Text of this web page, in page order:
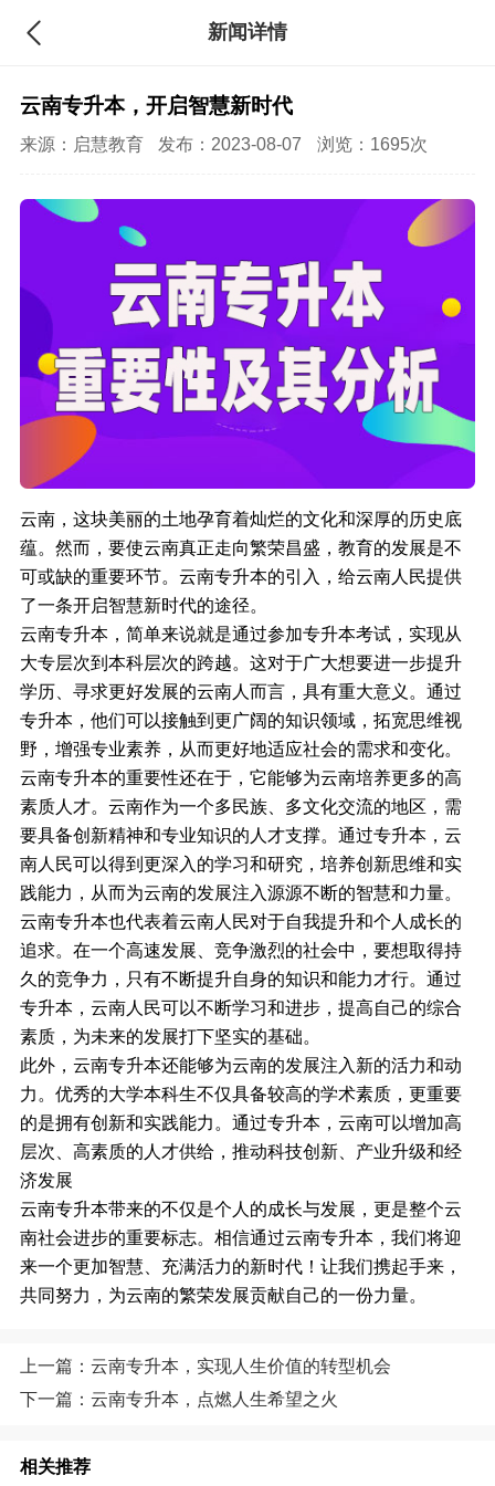
新闻详情
云南专升本，开启智慧新时代
来源： 启慧教育 发布：2023-08-07 浏览：1695次
云南，这块美丽的土地孕育着灿烂的文化和深厚的历史底
蕴。然而，要使云南真正走向繁荣昌盛，教育的发展是不
可或缺的重要环节。云南专升本的引入，给云南人民提供
了一条开启智慧新时代的途径。
云南专升本，简单来说就是通过参加专升本考试，实现从
大专层次到本科层次的跨越。这对于广大想要进一步提升
学历、寻求更好发展的云南人而言，具有重大意义。通过
专升本，他们可以接触到更广阔的知识领域，拓宽思维视
野，增强专业素养，从而更好地适应社会的需求和变化。
云南专升本的重要性还在于，它能够为云南培养更多的高
素质人才。云南作为一个多民族、多文化交流的地区，需
要具备创新精神和专业知识的人才支撑。通过专升本，云
南人民可以得到更深入的学习和研究，培养创新思维和实
践能力，从而为云南的发展注入源源不断的智慧和力量。
云南专升本也代表着云南人民对于自我提升和个人成长的
追求。在一个高速发展、竞争激烈的社会中，要想取得持
久的竞争力，只有不断提升自身的知识和能力才行。通过
专升本，云南人民可以不断学习和进步，提高自己的综合
素质，为未来的发展打下坚实的基础。
此外，云南专升本还能够为云南的发展注入新的活力和动
力。优秀的大学本科生不仅具备较高的学术素质，更重要
的是拥有创新和实践能力。通过专升本，云南可以增加高
层次、高素质的人才供给，推动科技创新、产业升级和经
济发展
云南专升本带来的不仅是个人的成长与发展，更是整个云
南社会进步的重要标志。相信通过云南专升本，我们将迎
来一个更加智慧、充满活力的新时代！让我们携起手来，
共同努力，为云南的繁荣发展贡献自己的一份力量。
上一篇：云南专升本，实现人生价值的转型机会
下一篇：云南专升本，点燃人生希望之火
相关推荐